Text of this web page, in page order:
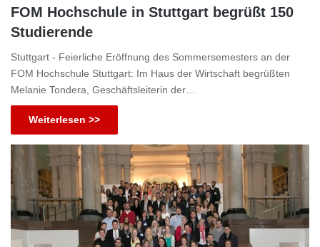
FOM Hochschule in Stuttgart begrüßt 150
Studierende
Stuttgart - Feierliche Eröffnung des Sommersemesters an der
FOM Hochschule Stuttgart: Im Haus der Wirtschaft begrüßten
Melanie Tondera, Geschäftsleiterin der…
Weiterlesen >>